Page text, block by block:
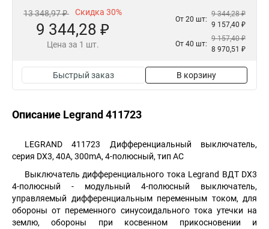
13 348,97 ₽ Скидка 30%
9 344,28 ₽
Цена за 1 шт.
От 20 шт:
9 344,28 ₽
9 157,40 ₽
От 40 шт:
9 157,40 ₽
8 970,51 ₽
Быстрый заказ В корзину
Описание Legrand 411723
LEGRAND 411723 Дифференциальный выключатель,
серия DX3, 40A, 300mA, 4-полюсный, тип АС
Выключатель дифференциального тока Legrand ВДТ DX3
4-полюсный - модульный 4-полюсный выключатель,
управляемый дифференциальным переменным током, для
обороны от переменного синусоидального тока утечки на
землю, обороны при косвенном прикосновении и